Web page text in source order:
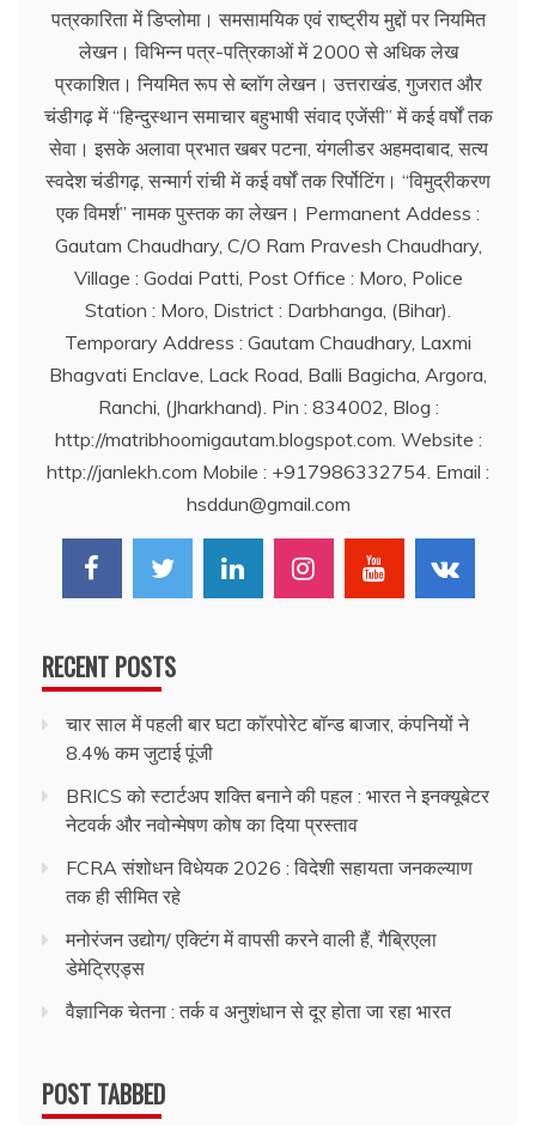
पत्रकारिता में डिप्लोमा। समसामयिक एवं राष्ट्रीय मुद्दों पर नियमित
लेखन। विभिन्न पत्र-पत्रिकाओं में 2000 से अधिक लेख
प्रकाशित। नियमित रूप से ब्लाॅग लेखन। उत्तराखंड, गुजरात और
चंडीगढ़ में ‘‘हिन्दुस्थान समाचार बहुभाषी संवाद एजेंसी’’ में कई वर्षों तक
सेवा। इसके अलावा प्रभात खबर पटना, यंगलीडर अहमदाबाद, सत्य
स्वदेश चंडीगढ़, सन्मार्ग रांची में कई वर्षों तक रिर्पोटिंग। ‘‘विमुद्रीकरण
एक विमर्श’’ नामक पुस्तक का लेखन। Permanent Addess :
Gautam Chaudhary, C/O Ram Pravesh Chaudhary,
Village : Godai Patti, Post Office : Moro, Police
Station : Moro, District : Darbhanga, (Bihar).
Temporary Address : Gautam Chaudhary, Laxmi
Bhagvati Enclave, Lack Road, Balli Bagicha, Argora,
Ranchi, (Jharkhand). Pin : 834002, Blog :
http://matribhoomigautam.blogspot.com. Website :
http://janlekh.com Mobile : +917986332754. Email :
hsddun@gmail.com
RECENT POSTS
चार साल में पहली बार घटा कॉरपोरेट बॉन्ड बाजार, कंपनियों ने
8.4% कम जुटाई पूंजी
BRICS को स्टार्टअप शक्ति बनाने की पहल : भारत ने इनक्यूबेटर
नेटवर्क और नवोन्मेषण कोष का दिया प्रस्ताव
FCRA संशोधन विधेयक 2026 : विदेशी सहायता जनकल्याण
तक ही सीमित रहे
मनोरंजन उद्योग/ एक्टिंग में वापसी करने वाली हैं, गैब्रिएला
डेमेट्रिएड्स
वैज्ञानिक चेतना : तर्क व अनुशंधान से दूर होता जा रहा भारत
POST TABBED